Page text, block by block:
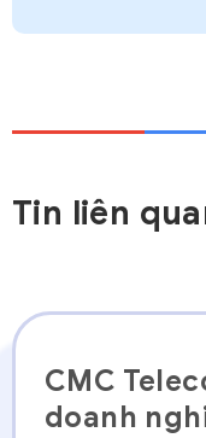
Tin liên
CMC
doanh